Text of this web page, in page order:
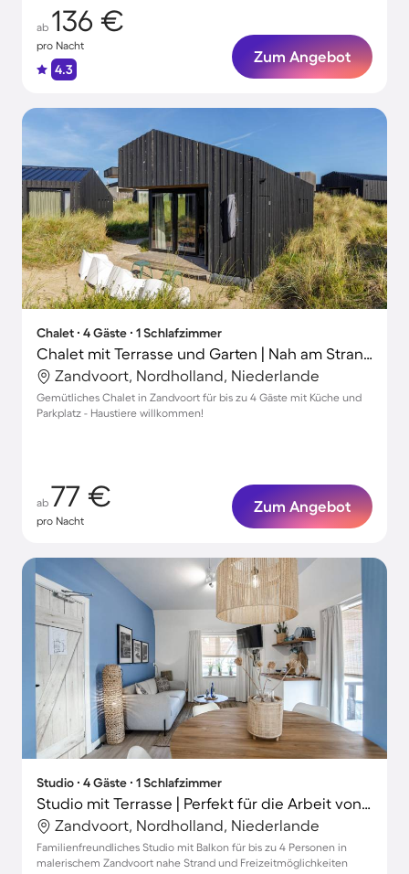
ab 136 €
pro Nacht
4.3
Zum Angebot
Chalet ∙ 4 Gäste ∙ 1 Schlafzimmer
Chalet mit Terrasse und Garten | Nah am Strand
Zandvoort, Nordholland, Niederlande
Gemütliches Chalet in Zandvoort für bis zu 4 Gäste mit Küche und
Parkplatz - Haustiere willkommen!
ab 77 €
pro Nacht
Zum Angebot
Studio ∙ 4 Gäste ∙ 1 Schlafzimmer
Studio mit Terrasse | Perfekt für die Arbeit von Zuhause
Zandvoort, Nordholland, Niederlande
Familienfreundliches Studio mit Balkon für bis zu 4 Personen in
malerischem Zandvoort nahe Strand und Freizeitmöglichkeiten